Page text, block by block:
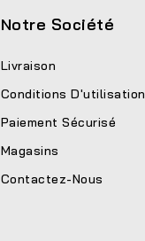
Notre Société
Livraison
Conditions D'utilisation
Paiement Sécurisé
Magasins
Contactez-Nous